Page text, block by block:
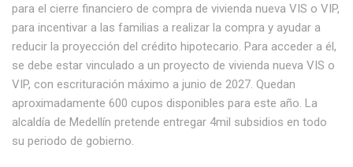
para el cierre financiero de compra de vivienda nueva VIS o VIP,
para incentivar a las familias a realizar la compra y ayudar a
reducir la proyección del crédito hipotecario. Para acceder a él,
se debe estar vinculado a un proyecto de vivienda nueva VIS o
VIP, con escrituración máximo a junio de 2027. Quedan
aproximadamente 600 cupos disponibles para este año. La
alcaldía de Medellín pretende entregar 4mil subsidios en todo
su periodo de gobierno.